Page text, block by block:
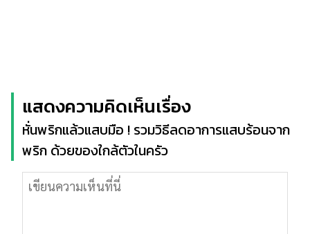
แสดงความคิดเห็นเรื่อง
หั่นพริกแล้วแสบมือ ! รวมวิธีลดอาการแสบร้อนจาก
พริก ด้วยของใกล้ตัวในครัว